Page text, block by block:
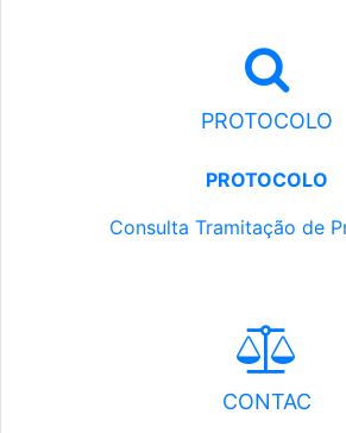
PROTOCOLO
PROTOCOLO
Consulta Tramitação de
CONTAC